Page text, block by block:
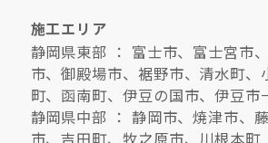
施工エリア
静岡県東部 ： 富士市、富士宮市
市、御殿場市、裾野市、清水町、
町、函南町、伊豆の国市、伊豆市
静岡県中部 ： 静岡市、焼津市、
市、吉田町、牧之原市、川根本町